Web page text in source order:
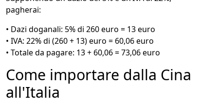
pagherai:
• Dazi doganali: 5% di 260 euro = 13 euro
• IVA: 22% di (260 + 13) euro = 60,06 euro
• Totale da pagare: 13 + 60,06 = 73,06 euro
Come importare dalla Cina
all'Italia